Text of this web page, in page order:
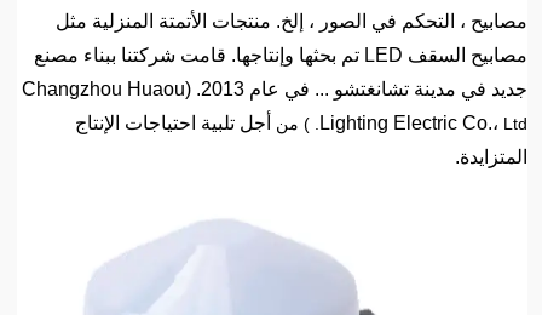
مصابيح ، التحكم في الصور ، إلخ. منتجات الأتمتة المنزلية مثل
مصابيح السقف LED تم بحثها وإنتاجها. قامت شركتنا ببناء مصنع
جديد في مدينة تشانغتشو ... في عام 2013. (Changzhou Huaou
Lighting Electric Co.، Ltd. ) من
أجل تلبية احتياجات الإنتاج
المتزايدة.